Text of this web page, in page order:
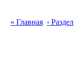
« Главная ‹ Раздел